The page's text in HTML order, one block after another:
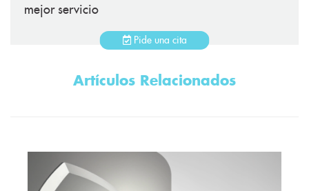
mejor servicio
Pide una cita
Artículos Relacionados